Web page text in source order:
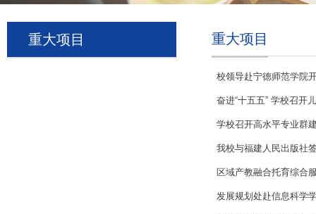
重大项目 重大项目
校领导赴宁德师范学院
奋进“十五五” 学校召开
学校召开高水平专业群
我校与福建人民出版社
区域产教融合托育综合
发展规划处赴信息科学